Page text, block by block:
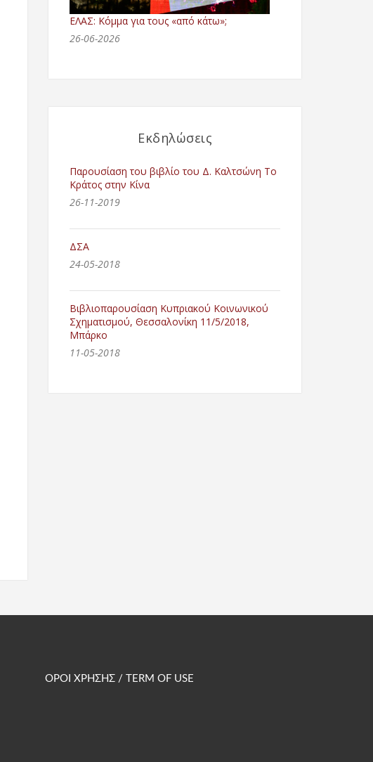
ΕΛΑΣ: Κόμμα για τους «από κάτω»;
26-06-2026
Εκδηλώσεις
Παρουσίαση του βιβλίο του Δ. Καλτσώνη Το
Κράτος στην Κίνα
26-11-2019
ΔΣΑ
24-05-2018
Βιβλιοπαρουσίαση Κυπριακού Κοινωνικού
Σχηματισμού, Θεσσαλονίκη 11/5/2018,
Μπάρκο
11-05-2018
ΟΡΟΙ ΧΡΗΣΗΣ / TERM OF USE